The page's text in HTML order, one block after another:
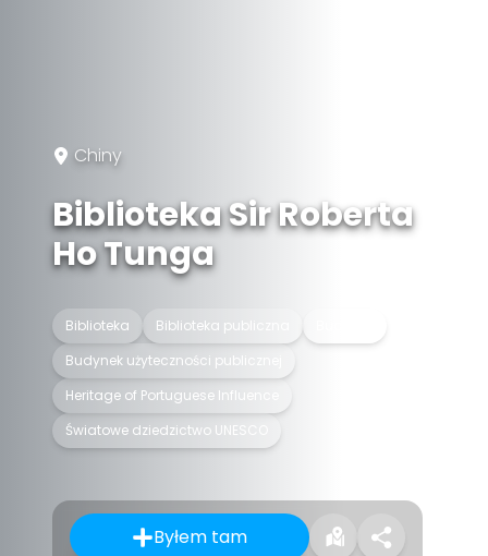
Chiny
Biblioteka Sir Roberta
Ho Tunga
Biblioteka Biblioteka publiczna
Budynek użyteczności publicznej
Heritage of Portuguese Influence
Światowe dziedzictwo UNESCO
Byłem tam